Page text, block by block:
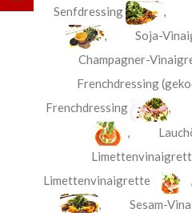
Senfdressing
,
, Soja-
Champagner-
Frenchdressing
Frenchdressing
,
,
Limettenvinaigrette
, Sesam-